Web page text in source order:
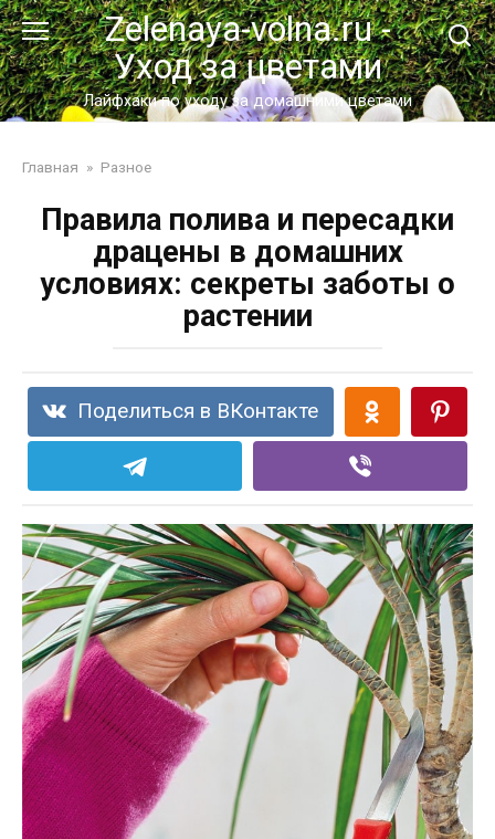
Перейти
к
контенту
Zelenaya-volna.ru -
Уход за цветами
Лайфхаки по уходу за домашними цветами
Главная » Разное
Правила полива и пересадки
драцены в домашних
условиях: секреты заботы о
растении
Поделиться в ВКонтакте